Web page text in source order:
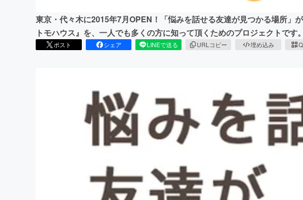
東京・代々木に2015年7月OPEN！「悩みを話せる友達が見つかる場所」
トモハウス』を、一人でも多くの方に知って頂くためのプロジェクトです。
ポスト シェア LINEで送る URLコピー 埋め込み